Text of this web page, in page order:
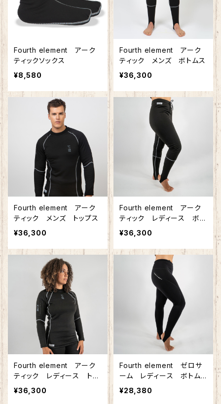
Fourth element アーク
ティックソックス
¥8,580
Fourth element アーク
ティック メンズ ボトムス
¥36,300
Fourth element アーク
ティック メンズ トップス
¥36,300
Fourth element アーク
ティック レディース ボト
ムス
¥36,300
Fourth element アーク
ティック レディース トッ
プス
¥36,300
Fourth element ゼロサ
ーム レディース ボトム
ス
¥28,380